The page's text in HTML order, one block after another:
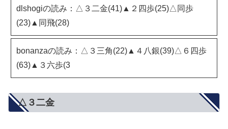
dlshogiの読み：△３二金(41)▲２四歩(25)△同歩
(23)▲同飛(28)
bonanzaの読み：△３三角(22)▲４八銀(39)△６四歩
(63)▲３六歩(3
△３二金